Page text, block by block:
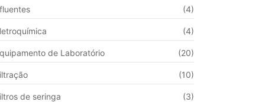
(4)
(4)
de Laboratório (20)
(10)
de seringa (3)